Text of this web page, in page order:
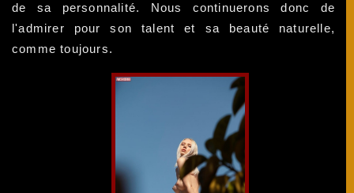
de sa personnalité. Nous continuerons donc de
l'admirer pour son talent et sa beauté naturelle,
comme toujours.